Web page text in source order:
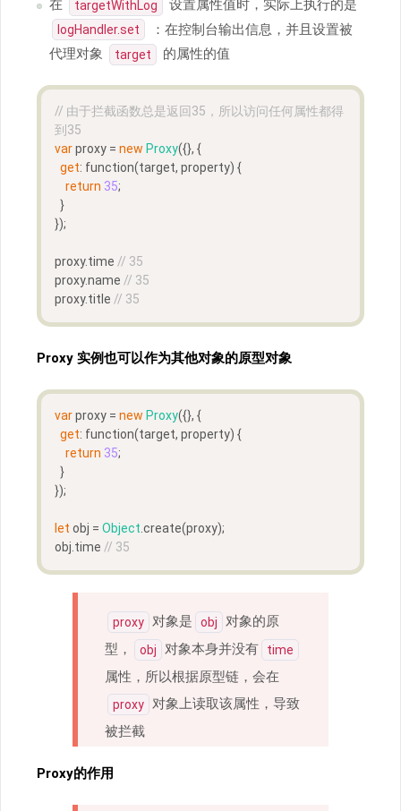
在
targetWithLog 设置属性值时，实际上执行的是
logHandler.set
：在控制台输出信息，并且设置被
代理对象
target 的属性的值
// 由于拦截函数总是返回35，所以访问任何属性都得
到35
var proxy = new Proxy({}, {
get: function(target, property) {
return 35;
  }
});
proxy.time // 35
proxy.name // 35
proxy.title // 35
Proxy 实例也可以作为其他对象的原型对象
var proxy = new Proxy({}, {
get: function(target, property) {
return 35;
  }
});
let obj = Object .create(proxy);
obj.time // 35
proxy 对象是 obj
对象的原
型，
obj 对象本身并没有 time
属性，所以根据原型链，会在
proxy 对象上读取该属性，导致
被拦截
Proxy的作用